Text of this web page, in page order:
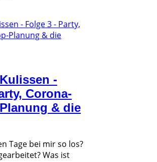
-
Corona-
& die
Tage bei mir so los?
Was ist